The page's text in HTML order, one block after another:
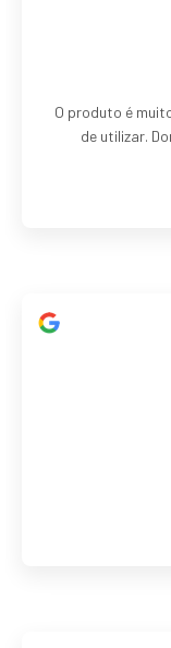
O produto é
de utilizar.